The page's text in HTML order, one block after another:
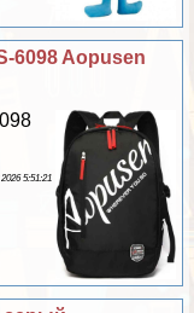
6098 Aopusen
5:51:21